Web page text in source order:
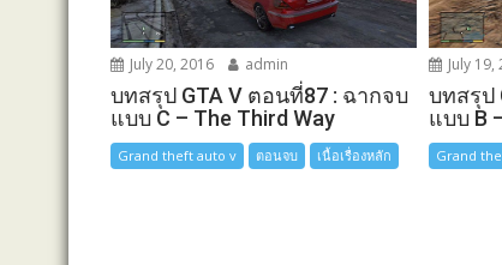
July 20, 2016 admin
บทสรุป GTA V ตอนที่87 : ฉากจบ
แบบ C – The Third Way
Grand theft auto v ตอนจบ เนื้อเรื่องหลัก
July 19,
บทสรุป
แบบ B
Grand